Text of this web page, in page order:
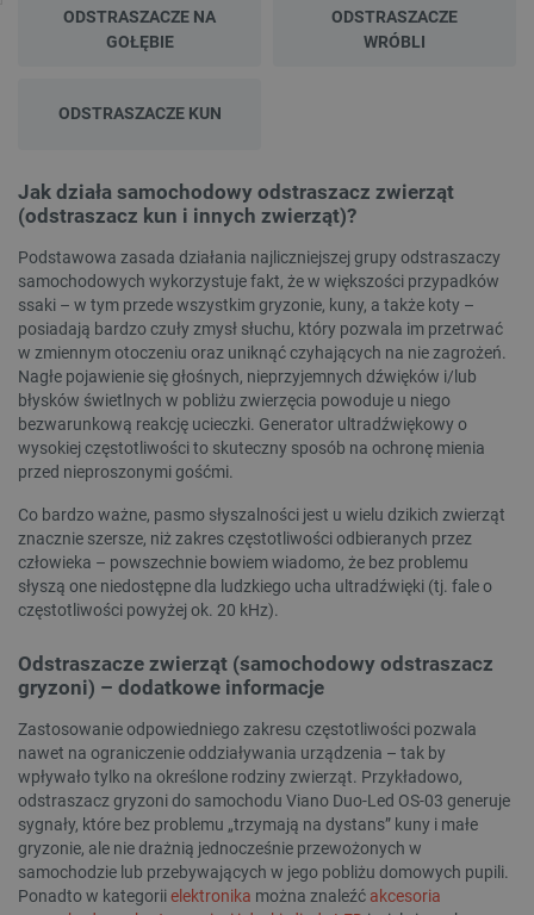
ODSTRASZACZE NA
GOŁĘBIE
ODSTRASZACZE
WRÓBLI
ODSTRASZACZE KUN
Jak działa samochodowy odstraszacz zwierząt
(odstraszacz kun i innych zwierząt)?
Podstawowa zasada działania najliczniejszej grupy odstraszaczy
samochodowych wykorzystuje fakt, że w większości przypadków
ssaki – w tym przede wszystkim gryzonie, kuny, a także koty –
posiadają bardzo czuły zmysł słuchu, który pozwala im przetrwać
w zmiennym otoczeniu oraz uniknąć czyhających na nie zagrożeń.
Nagłe pojawienie się głośnych, nieprzyjemnych dźwięków i/lub
błysków świetlnych w pobliżu zwierzęcia powoduje u niego
bezwarunkową reakcję ucieczki. Generator ultradźwiękowy o
wysokiej częstotliwości to skuteczny sposób na ochronę mienia
przed nieproszonymi gośćmi.
Co bardzo ważne, pasmo słyszalności jest u wielu dzikich zwierząt
znacznie szersze, niż zakres częstotliwości odbieranych przez
człowieka – powszechnie bowiem wiadomo, że bez problemu
słyszą one niedostępne dla ludzkiego ucha ultradźwięki (tj. fale o
częstotliwości powyżej ok. 20 kHz).
Odstraszacze zwierząt (samochodowy odstraszacz
gryzoni) – dodatkowe informacje
Zastosowanie odpowiedniego zakresu częstotliwości pozwala
nawet na ograniczenie oddziaływania urządzenia – tak by
wpływało tylko na określone rodziny zwierząt. Przykładowo,
odstraszacz gryzoni do samochodu Viano Duo-Led OS-03 generuje
sygnały, które bez problemu „trzymają na dystans” kuny i małe
gryzonie, ale nie drażnią jednocześnie przewożonych w
samochodzie lub przebywających w jego pobliżu domowych pupili.
Ponadto w kategoriielektronika można znaleźć akcesoria